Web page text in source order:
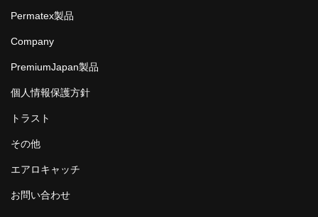
Permatex製品
Company
PremiumJapan製品
個人情報保護方針
トラスト
その他
エアロキャッチ
お問い合わせ